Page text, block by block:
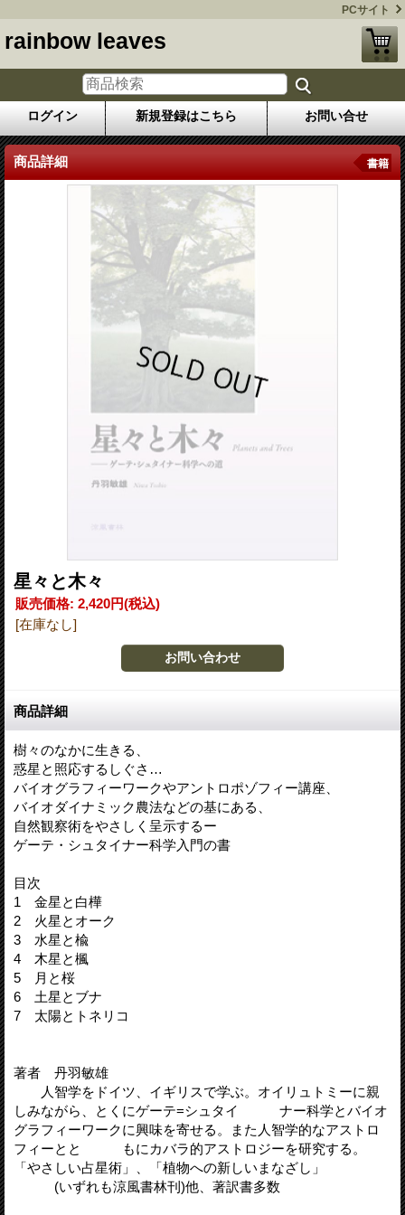
PCサイト
rainbow leaves
ログイン 新規登録はこちら お問い合せ
商品詳細 書籍
星々と木々
販売価格: 2,420円(税込)
[在庫なし]
商品詳細
樹々のなかに生きる、
惑星と照応するしぐさ…
バイオグラフィーワークやアントロポゾフィー講座、
バイオダイナミック農法などの基にある、
自然観察術をやさしく呈示するー
ゲーテ・シュタイナー科学入門の書
目次
1 金星と白樺
2 火星とオーク
3 水星と楡
4 木星と楓
5 月と桜
6 土星とブナ
7 太陽とトネリコ
著者 丹羽敏雄
人智学をドイツ、イギリスで学ぶ。オイリュトミーに親
しみながら、とくにゲーテ=シュタイ ナー科学とバイオ
グラフィーワークに興味を寄せる。また人智学的なアストロ
フィーとと もにカバラ的アストロジーを研究する。
「やさしい占星術」、「植物への新しいまなざし」
(いずれも涼風書林刊)他、著訳書多数